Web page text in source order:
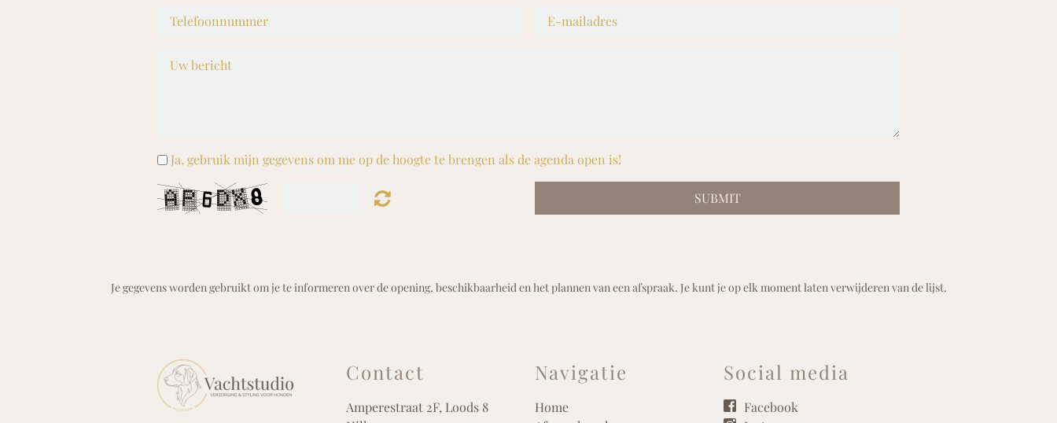
Ja, gebruik mijn gegevens om me op de hoogte te brengen als de agenda open is!
SUBMIT
Je gegevens worden gebruikt om je te informeren over de opening, beschikbaarheid en het plannen van een afspraak. Je kunt je op elk moment laten verwijderen van de lijst.
Contact
Amperestraat 2F, Loods 8
Navigatie
Home
Social media
Facebook